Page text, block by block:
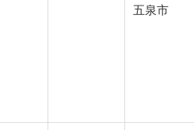
五泉市